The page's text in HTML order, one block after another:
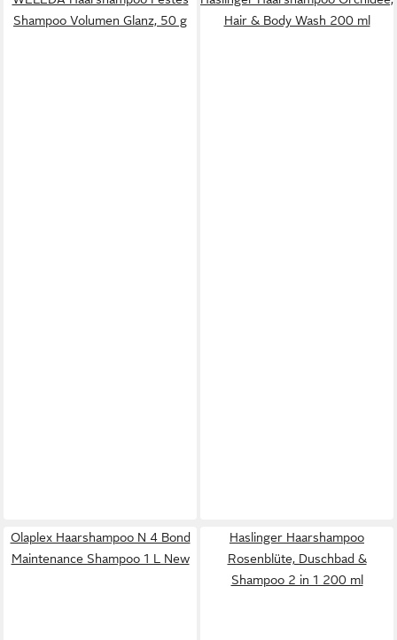
Shampoo Volumen Glanz, 50 g
Hair & Body Wash 200 ml
Olaplex Haarshampoo N 4 Bond
Maintenance Shampoo 1 L New
Haslinger Haarshampoo
Rosenblüte, Duschbad &
Shampoo 2 in 1 200 ml